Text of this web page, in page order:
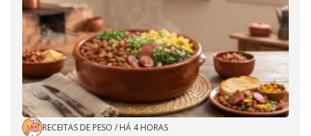
RECEITAS DE PESO / HÁ 4 HORAS